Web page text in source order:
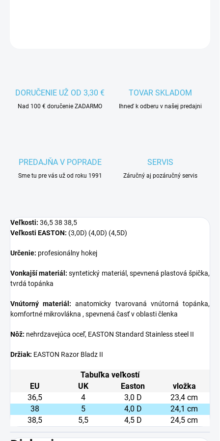
DORUČENIE UŽ OD 3,30 €
Nad 100 € doručenie ZADARMO
TOVAR SKLADOM
Ihneď k odberu v našej predajni
PREDAJŇA V POPRADE
Sme tu pre vás už od roku 1991
SERVIS
Záručný aj pozáručný servis
Veľkosti: 36,5 38 38,5
Veľkosti EASTON: (3,0D) (4,0D) (4,5D)
Určenie: profesionálny hokej
Vonkajší materiál: syntetický materiál, spevnená plastová špička,
tvrdá topánka
Vnútorný materiál: anatomicky tvarovaná vnútorná topánka,
komfortné mikrovlákna , spevnená časť v oblasti členka
Nôž: nehrdzavejúca oceľ, EASTON Standard Stainless steel II
Držiak: EASTON Razor Bladz II
Tabuľka veľkostí
EU
UK Easton
vložka
36,5
4 3,0 D
23,4 cm
38
5 4,0 D
24,1 cm
38,5
5,5 4,5 D 24,5 cm